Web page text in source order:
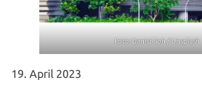
Foto: Danist Soh / Unsplash
19. April 2023